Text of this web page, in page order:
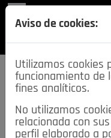
SECCIONES
Aviso de cookies:
Utilizamos cookies
funcionamiento de
fines analíticos.
No utilizamos
relacionada con
perfil elaborado a